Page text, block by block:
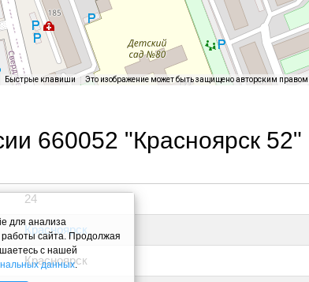
Быстрые клавиши Это изображение может быть защищено авторским правом
660052 "Красноярск 52"
24
Красноярск
Красноярск
для анализа
сайта. Продолжая
с нашей
данных.